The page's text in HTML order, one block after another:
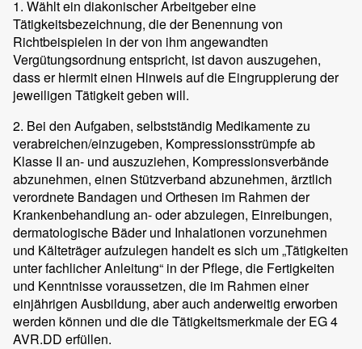
1. Wählt ein diakonischer Arbeitgeber eine
Tätigkeitsbezeichnung, die der Benennung von
Richtbeispielen in der von ihm angewandten
Vergütungsordnung entspricht, ist davon auszugehen,
dass er hiermit einen Hinweis auf die Eingruppierung der
jeweiligen Tätigkeit geben will.
2. Bei den Aufgaben, selbstständig Medikamente zu
verabreichen/einzugeben, Kompressionsstrümpfe ab
Klasse II an- und auszuziehen, Kompressionsverbände
abzunehmen, einen Stützverband abzunehmen, ärztlich
verordnete Bandagen und Orthesen im Rahmen der
Krankenbehandlung an- oder abzulegen, Einreibungen,
dermatologische Bäder und Inhalationen vorzunehmen
und Kälteträger aufzulegen handelt es sich um „Tätigkeiten
unter fachlicher Anleitung“ in der Pflege, die Fertigkeiten
und Kenntnisse voraussetzen, die im Rahmen einer
einjährigen Ausbildung, aber auch anderweitig erworben
werden können und die die Tätigkeitsmerkmale der EG 4
AVR.DD erfüllen.